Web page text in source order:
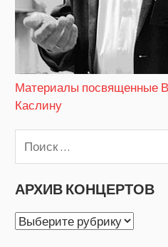
Материалы посвященные
Каслину
АРХИВ КОНЦЕРТОВ
АРХИВ